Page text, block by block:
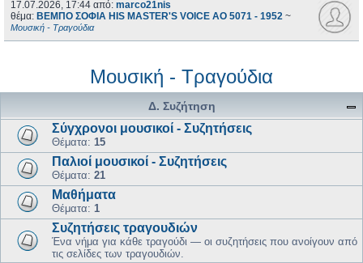
17.07.2026, 17:44 από: marco21nis
θέμα: ΒΕΜΠΟ ΣΟΦΙΑ HIS MASTER'S VOICE AO 5071 - 1952 ~
Μουσική - Τραγούδια
Μουσική - Τραγούδια
Δ. Συζήτηση
Σύγχρονοι μουσικοί - Συζητήσεις
Θέματα: 15
Παλιοί μουσικοί - Συζητήσεις
Θέματα: 21
Μαθήματα
Θέματα: 1
Συζητήσεις τραγουδιών
Ένα νήμα για κάθε τραγούδι — οι συζητήσεις που ανοίγουν από
τις σελίδες των τραγουδιών.